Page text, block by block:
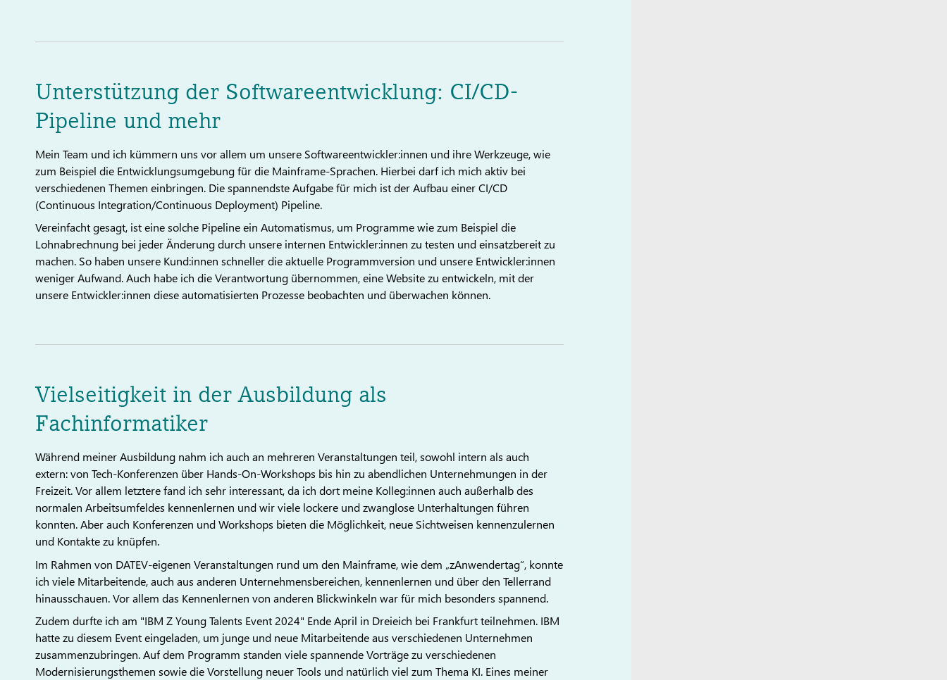
Unterstützung der Softwareentwicklung: CI/CD-
Pipeline und mehr
Mein Team und ich kümmern uns vor allem um unsere Softwareentwickler:innen und ihre Werkzeuge, wie
zum Beispiel die Entwicklungsumgebung für die Mainframe-Sprachen. Hierbei darf ich mich aktiv bei
verschiedenen Themen einbringen. Die spannendste Aufgabe für mich ist der Aufbau einer CI/CD
(Continuous Integration/Continuous Deployment) Pipeline.
Vereinfacht gesagt, ist eine solche Pipeline ein Automatismus, um Programme wie zum Beispiel die
Lohnabrechnung bei jeder Änderung durch unsere internen Entwickler:innen zu testen und einsatzbereit zu
machen. So haben unsere Kund:innen schneller die aktuelle Programmversion und unsere Entwickler:innen
weniger Aufwand. Auch habe ich die Verantwortung übernommen, eine Website zu entwickeln, mit der
unsere Entwickler:innen diese automatisierten Prozesse beobachten und überwachen können.
Vielseitigkeit in der Ausbildung als
Fachinformatiker
Während meiner Ausbildung nahm ich auch an mehreren Veranstaltungen teil, sowohl intern als auch
extern: von Tech-Konferenzen über Hands-On-Workshops bis hin zu abendlichen Unternehmungen in der
Freizeit. Vor allem letztere fand ich sehr interessant, da ich dort meine Kolleg:innen auch außerhalb des
normalen Arbeitsumfeldes kennenlernen und wir viele lockere und zwanglose Unterhaltungen führen
konnten. Aber auch Konferenzen und Workshops bieten die Möglichkeit, neue Sichtweisen kennenzulernen
und Kontakte zu knüpfen.
Im Rahmen von DATEV-eigenen Veranstaltungen rund um den Mainframe, wie dem „zAnwendertag“, konnte
ich viele Mitarbeitende, auch aus anderen Unternehmensbereichen, kennenlernen und über den Tellerrand
hinausschauen. Vor allem das Kennenlernen von anderen Blickwinkeln war für mich besonders spannend.
Zudem durfte ich am "IBM Z Young Talents Event 2024" Ende April in Dreieich bei Frankfurt teilnehmen. IBM
hatte zu diesem Event eingeladen, um junge und neue Mitarbeitende aus verschiedenen Unternehmen
zusammenzubringen. Auf dem Programm standen viele spannende Vorträge zu verschiedenen
Modernisierungsthemen sowie die Vorstellung neuer Tools und natürlich viel zum Thema KI. Eines meiner